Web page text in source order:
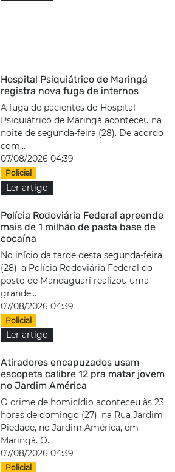
Hospital Psiquiátrico de Maringá
registra nova fuga de internos
A fuga de pacientes do Hospital
Psiquiátrico de Maringá aconteceu na
noite de segunda-feira (28). De acordo
com...
07/08/2026 04:39
Policial
Ler artigo
Polícia Rodoviária Federal apreende
mais de 1 milhão de pasta base de
cocaína
No início da tarde desta segunda-feira
(28), a Polícia Rodoviária Federal do
posto de Mandaguari realizou uma
grande...
07/08/2026 04:39
Policial
Ler artigo
Atiradores encapuzados usam
escopeta calibre 12 pra matar jovem
no Jardim América
O crime de homicídio aconteceu às 23
horas de domingo (27), na Rua Jardim
Piedade, no Jardim América, em
Maringá. O...
07/08/2026 04:39
Policial